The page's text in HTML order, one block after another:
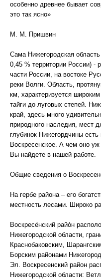
особенно древнее бывает
это так ясно»
М. М. Пришвин
Сама Нижегородская
0,45 % территории России) -
части России, на востоке
реки Волги. Область,
км, характеризуется
тайги до луговых степей.
край, здесь много
природного наследия, мест
глубинок Нижегордчины
Воскресенское. А чем оно
Вы найдете в нашей работе.
Общие сведения о
На гербе района – его
местность лесами. Широко
Воскресе́нский райо́н
Нижегородской области,
Краснобаковским,
Борским районами
Эл. Воскресенский район
Нижегородской области: